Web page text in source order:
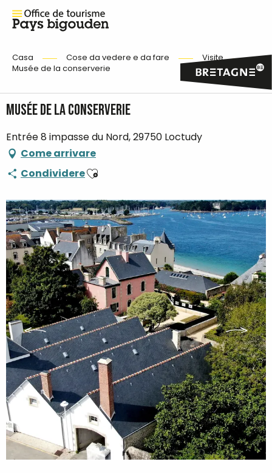
Casa Cose da vedere e da fare
Visite
Musée de la conserverie
Musée de la conserverie
Entrée 8 impasse du Nord, 29750 Loctudy
Come arrivare
CondividereAjouter aux favoris